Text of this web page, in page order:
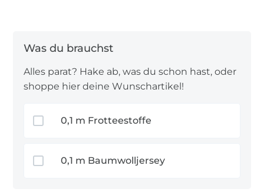
Alles parat? Hake ab, was du schon hast, oder
shoppe hier deine Wunschartikel!
0,1 m Frotteestoffe
0,1 m Baumwolljersey